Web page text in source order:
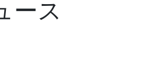
ース